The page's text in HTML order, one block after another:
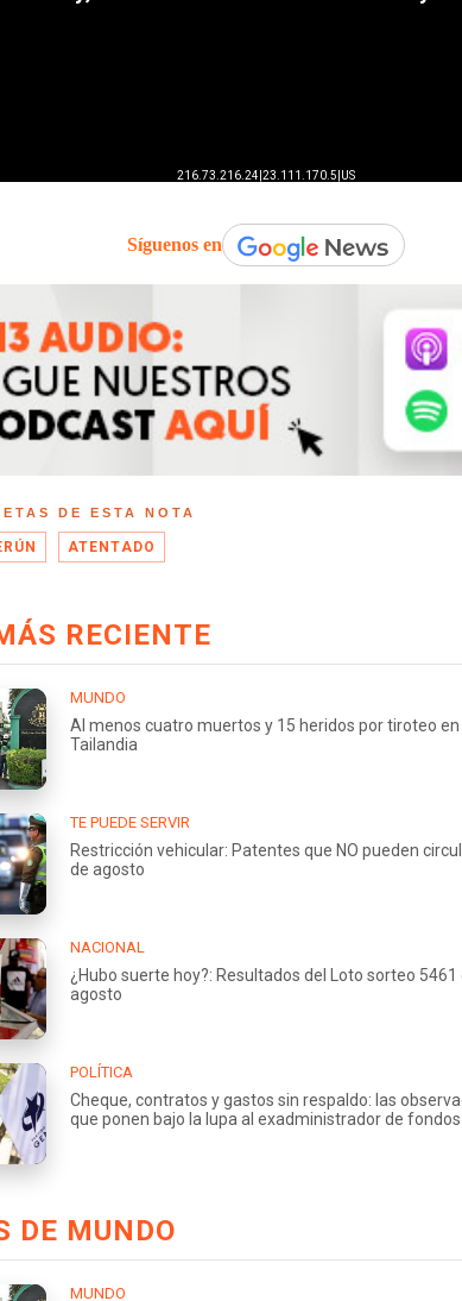
Síguenos en
DE ESTA NOTA
ATENTADO
RECIENTE
MUNDO
Al menos cuatro muertos y 15 heridos por tiroteo en
Tailandia
TE PUEDE SERVIR
Restricción vehicular: Patentes que NO pueden
de agosto
NACIONAL
¿Hubo suerte hoy?: Resultados del Loto sorteo 5461
agosto
POLÍTICA
Cheque, contratos y gastos sin respaldo: las
que ponen bajo la lupa al exadministrador de fondos
DE MUNDO
MUNDO